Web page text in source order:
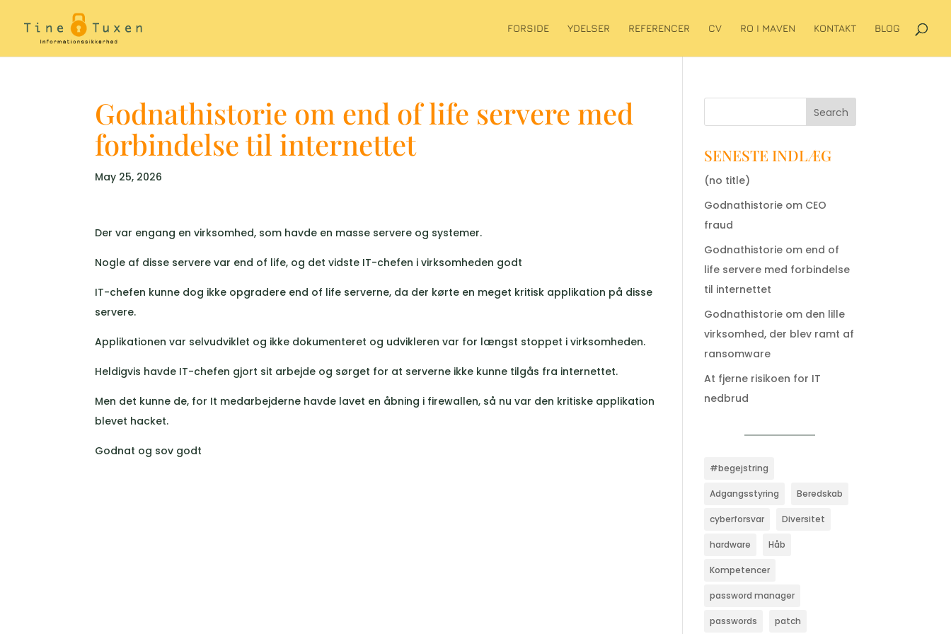
FORSIDE YDELSER REFERENCER CV RO I MAVEN KONTAKT BLOG
Godnathistorie om end of life servere med
forbindelse til internettet
May 25, 2026
Der var engang en virksomhed, som havde en masse servere og systemer.
Nogle af disse servere var end of life, og det vidste IT-chefen i virksomheden godt
IT-chefen kunne dog ikke opgradere end of life serverne, da der kørte en meget kritisk applikation på disse
servere.
Applikationen var selvudviklet og ikke dokumenteret og udvikleren var for længst stoppet i virksomheden.
Heldigvis havde IT-chefen gjort sit arbejde og sørget for at serverne ikke kunne tilgås fra internettet.
Men det kunne de, for It medarbejderne havde lavet en åbning i firewallen, så nu var den kritiske applikation
blevet hacket.
Godnat og sov godt
Search
SENESTE INDLÆG
(no title)
Godnathistorie om CEO
fraud
Godnathistorie om end of
life servere med forbindelse
til internettet
Godnathistorie om den lille
virksomhed, der blev ramt af
ransomware
At fjerne risikoen for IT
nedbrud
#begejstring
Adgangsstyring Beredskab
cyberforsvar Diversitet
hardware Håb
Kompetencer
password manager
passwords patch